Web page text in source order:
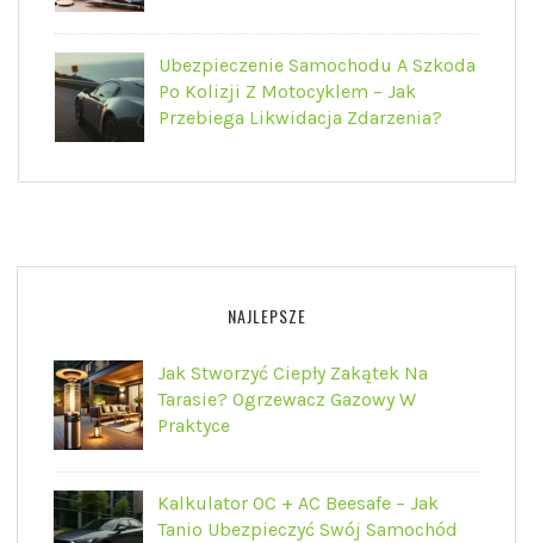
Ubezpieczenie Samochodu A Szkoda
Po Kolizji Z Motocyklem – Jak
Przebiega Likwidacja Zdarzenia?
NAJLEPSZE
Jak Stworzyć Ciepły Zakątek Na
Tarasie? Ogrzewacz Gazowy W
Praktyce
Kalkulator OC + AC Beesafe – Jak
Tanio Ubezpieczyć Swój Samochód